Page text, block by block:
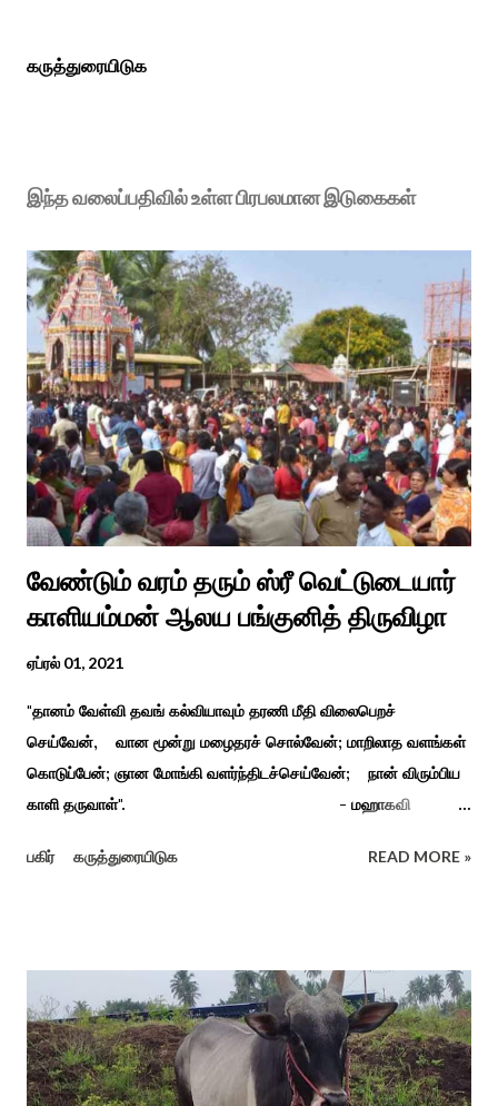
கருத்துரையிடுக
இந்த வலைப்பதிவில் உள்ள பிரபலமான இடுகைகள்
வேண்டும் வரம் தரும் ஸ்ரீ வெட்டுடையார்
காளியம்மன் ஆலய பங்குனித் திருவிழா
ஏப்ரல் 01, 2021
"தானம் வேள்வி தவங் கல்வியாவும் தரணி மீதி விலைபெறச்
செய்வேன், வான மூன்று மழைதரச் சொல்வேன்; மாறிலாத வளங்கள்
கொடுப்பேன்; ஞான மோங்கி வளர்ந்திடச்செய்வேன்; நான் விரும்பிய
காளி தருவாள்". - மஹாகவி
கொல்லங்குடி கிராம பக்தரின் கனவில் அய்யனார் தோன்றி
எடுத்த அய்யனார் என“வெட்டுடைய அய்யனார்“ நாமம் கோவில்
அமைத்து பூஜித்தனர். ஆங்கிலேய கிழக்கிந்திய ஆட்சியில் சிவகங்கை
இரண்டாம் மன்னர் முத்துவடுகநாதத் தேவர் ஆங்கிலேயரை எதிர்க்க
அவர்களால் காளையார் கோவிலில் இரண்டாம் மனைவி கௌரி
பகிர் கருத்துரையிடுக READ MORE »